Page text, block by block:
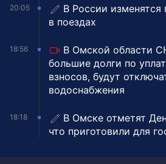
20:05
В России изменятся
в поездах
18:56
В Омской области
большие долги по
взносов, будут
водоснабжения
18:18
В Омске отметят
что приготовили для